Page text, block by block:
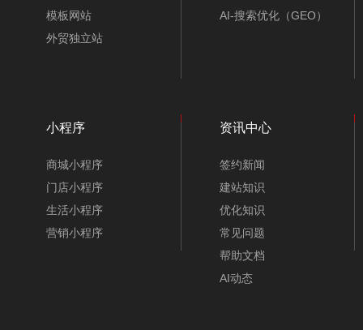
模板网站
外贸独立站
AI-搜索优化（GEO）
小程序
商城小程序
门店小程序
生活小程序
营销小程序
资讯中心
签约新闻
建站知识
优化知识
常见问题
帮助文档
AI动态